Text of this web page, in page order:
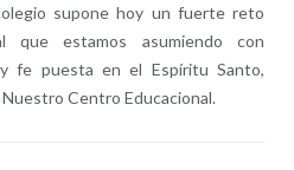
supone hoy un fuerte reto
que estamos asumiendo con
y fe puesta en el Espíritu Santo,
Centro Educacional.